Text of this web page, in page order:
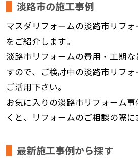
淡路市の施工事例
マスダリフォームの淡路市リフ
をご紹介します。
淡路市リフォームの費用・工期
すので、ご検討中の淡路市リフ
ご活用下さい。
お気に入りの淡路市リフォーム
くと、リフォームのご相談の際に
最新施工事例から探す